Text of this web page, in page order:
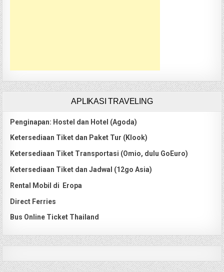
APLIKASI TRAVELING
Penginapan: Hostel dan Hotel (Agoda)
Ketersediaan Tiket dan Paket Tur (Klook)
Ketersediaan Tiket Transportasi (Omio, dulu GoEuro)
Ketersediaan Tiket dan Jadwal (12go Asia)
Rental Mobil di Eropa
Direct Ferries
Bus Online Ticket Thailand